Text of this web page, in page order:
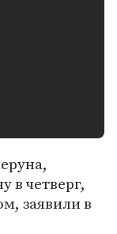
в четверг,
заявили в